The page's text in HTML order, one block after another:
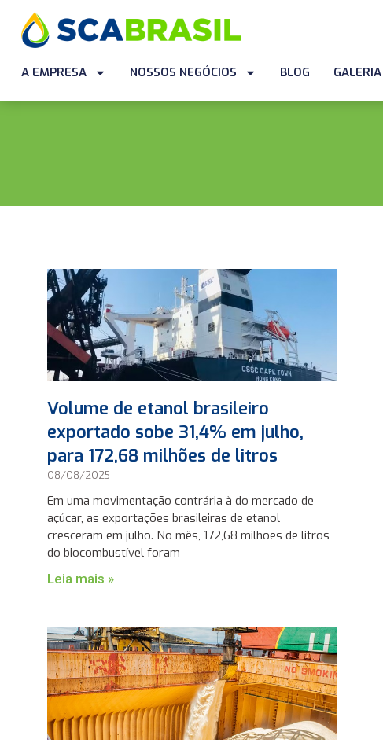
A EMPRESA NOSSOS NEGÓCIOS BLOG GALERIA
Volume de etanol brasileiro
exportado sobe 31,4% em julho,
para 172,68 milhões de litros
08/08/2025
Em uma movimentação contrária à do mercado de
açúcar, as exportações brasileiras de etanol
cresceram em julho. No mês, 172,68 milhões de litros
do biocombustível foram
Leia mais »